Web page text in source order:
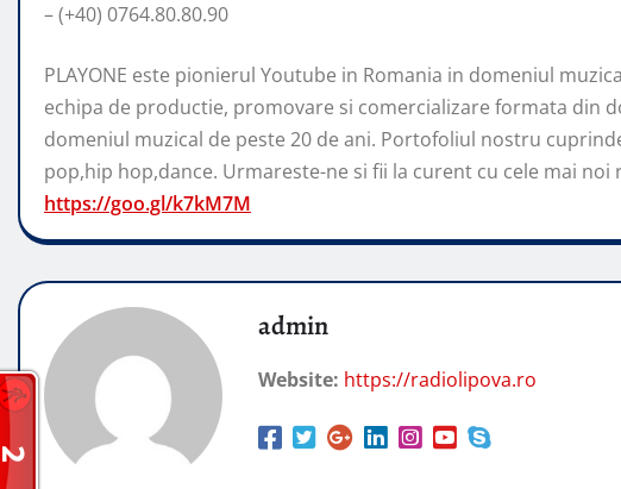
– (+40) 0764.80.80.90
PLAYONE este pionierul Youtube in Romania in domeniul
echipa de productie, promovare si comercializare formata din
domeniul muzical de peste 20 de ani. Portofoliul nostru
pop,hip hop,dance. Urmareste-ne si fii la curent cu cele mai noi
https://goo.gl/k7kM7M
admin
Website: https://radiolipova.ro